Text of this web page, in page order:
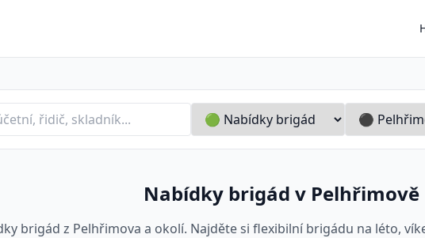
nebo klíčové slovo
Nabídky brigád v Pelhřimově
brigád z Pelhřimova a okolí. Najděte si flexibilní brigádu na léto,